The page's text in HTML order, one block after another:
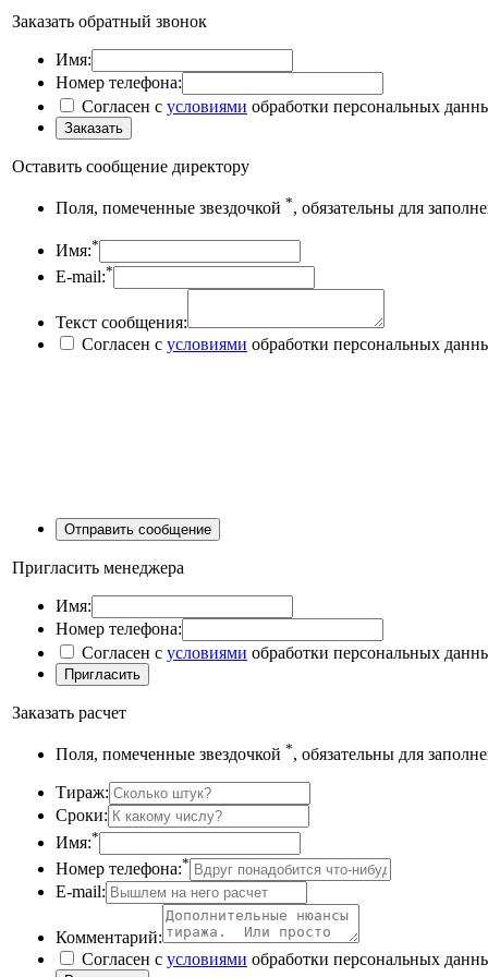
Заказать обратный звонок
Имя:
Номер телефона:
Согласен с условиями обработки персональных
Оставить сообщение директору
Поля, помеченные звездочкой *, обязательны для
Имя:*
E-mail:*
Текст сообщения:
Согласен с условиями обработки персональных
Пригласить менеджера
Имя:
Номер телефона:
Согласен с условиями обработки персональных
Заказать расчет
Поля, помеченные звездочкой *, обязательны для
Тираж:
Сроки:
Имя:*
Номер телефона:*
E-mail:
Комментарий:
Согласен с условиями обработки персональных